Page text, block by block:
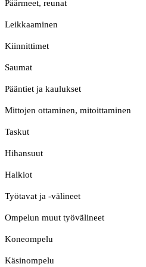
Päärmeet, reunat
Leikkaaminen
Kiinnittimet
Saumat
Pääntiet ja kaulukset
Mittojen ottaminen, mitoittaminen
Taskut
Hihansuut
Halkiot
Työtavat ja -välineet
Ompelun muut työvälineet
Koneompelu
Käsinompelu